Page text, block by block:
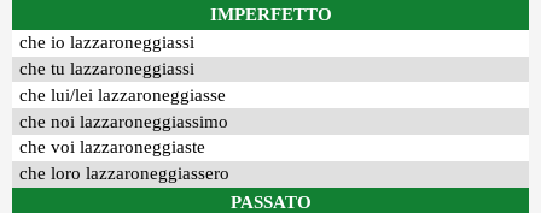
IMPERFETTO
che io lazzaroneggiassi
che tu lazzaroneggiassi
che lui/lei lazzaroneggiasse
che noi lazzaroneggiassimo
che voi lazzaroneggiaste
che loro lazzaroneggiassero
PASSATO